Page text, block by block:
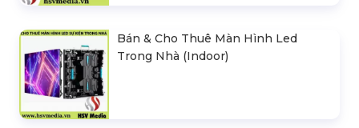
Bán & Cho Thuê Màn Hình Led
Trong Nhà (Indoor)